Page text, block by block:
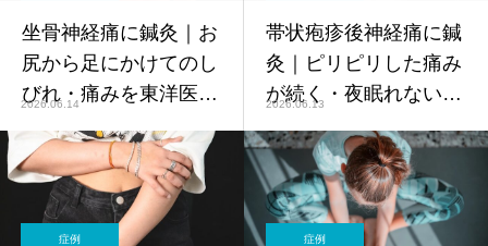
坐骨神経痛に鍼灸｜お
尻から足にかけてのし
びれ・痛みを東洋医学
2026.06.14
帯状疱疹後神経痛に鍼
灸｜ピリピリした痛み
が続く・夜眠れないほ
でケア【鍼灸師監修】
2026.06.13
症例 症例